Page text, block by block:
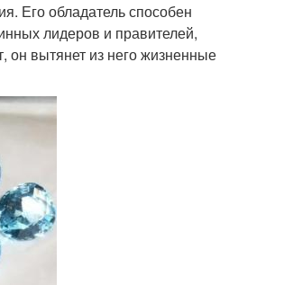
Его обладатель способен
лидеров и правителей,
он вытянет из него жизненные